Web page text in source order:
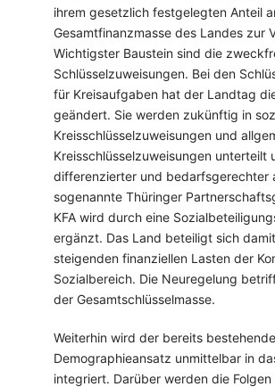
ihrem gesetzlich festgelegten Anteil
Gesamtfinanzmasse des Landes zur
Wichtigster Baustein sind die
Schlüsselzuweisungen. Bei den
für Kreisaufgaben hat der Landtag
geändert. Sie werden zukünftig in
Kreisschlüsselzuweisungen und
Kreisschlüsselzuweisungen unterteilt
differenzierter und bedarfsgerechter
sogenannte Thüringer
KFA wird durch eine
ergänzt. Das Land beteiligt sich
steigenden finanziellen Lasten der
Sozialbereich. Die Neuregelung
der Gesamtschlüsselmasse.
Weiterhin wird der bereits bestehende
Demographieansatz unmittelbar in
integriert. Darüber werden die Folgen